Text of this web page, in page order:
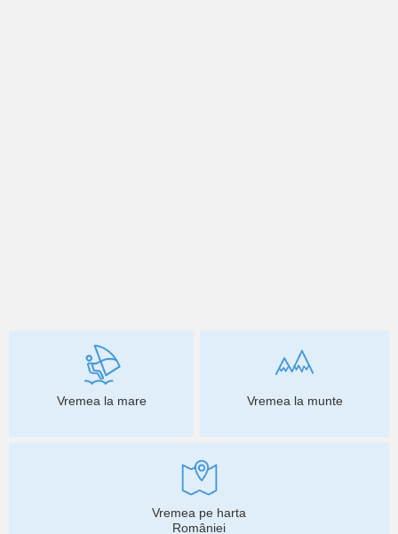
Vremea la mare Vremea la munte
Vremea pe harta
României